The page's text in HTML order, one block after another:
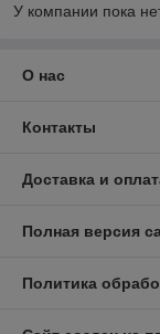
У компании пока
О нас
Контакты
Доставка и
Полная версия
Политика